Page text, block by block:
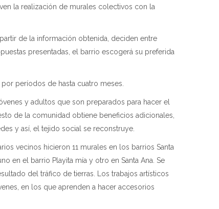
la realización de murales colectivos con la
de la información obtenida, deciden entre
presentadas, el barrio escogerá su preferida
períodos de hasta cuatro meses.
y adultos que son preparados para hacer el
de la comunidad obtiene beneficios adicionales,
y así, el tejido social se reconstruye.
vecinos hicieron 11 murales en los barrios Santa
en el barrio Playita mía y otro en Santa Ana. Se
del tráfico de tierras. Los trabajos artísticos
en los que aprenden a hacer accesorios